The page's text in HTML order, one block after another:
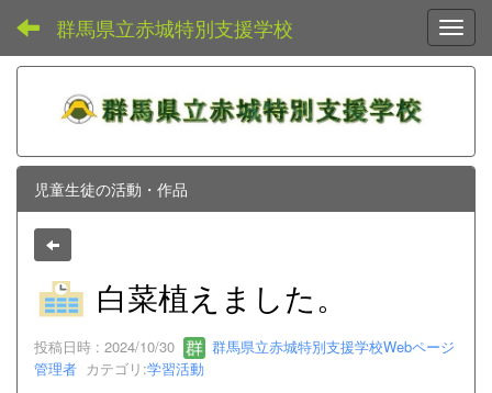
群馬県立赤城特別支援学校
児童生徒の活動・作品
白菜植えました。
投稿日時 : 2024/10/30
群馬県立赤城特別支援学校Webページ
管理者 カテゴリ:学習活動